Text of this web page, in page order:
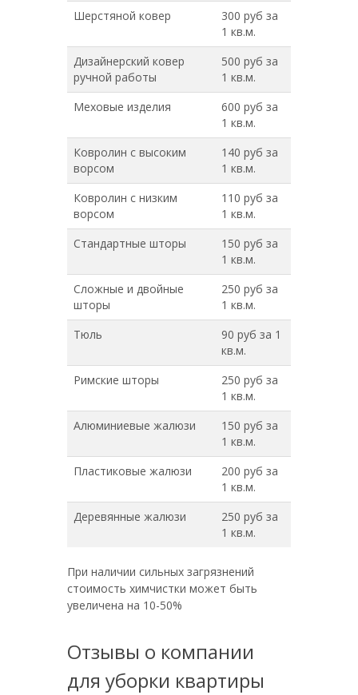
Шерстяной ковер
300 руб за
1 кв.м.
Дизайнерский ковер
ручной работы
500 руб за
1 кв.м.
Меховые изделия
600 руб за
1 кв.м.
Ковролин с высоким
ворсом
140 руб за
1 кв.м.
Ковролин с низким
ворсом
110 руб за
1 кв.м.
Стандартные шторы
150 руб за
1 кв.м.
Сложные и двойные
шторы
250 руб за
1 кв.м.
Тюль
90 руб за 1
кв.м.
Римские шторы
250 руб за
1 кв.м.
Алюминиевые жалюзи
150 руб за
1 кв.м.
Пластиковые жалюзи
200 руб за
1 кв.м.
Деревянные жалюзи
250 руб за
1 кв.м.
При наличии сильных загрязнений
стоимость химчистки может быть
увеличена на 10-50%
Отзывы о компании
для уборки квартиры